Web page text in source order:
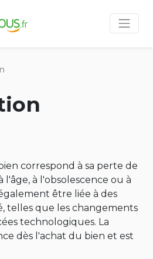
correspond à sa perte de
à l'obsolescence ou à
être liée à des
telles que les changements
technologiques. La
dès l'achat du bien et est